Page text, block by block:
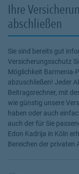
Ihre
abschließen
Sie sind bereits gut
Versicherungsschutz
Möglichkeit Barmenia-
abzuschließen! Jeder
Beitragsrechner, mit
wie günstig unsere
haben oder auch
auch der für Sie
Edon Kadrija in Köln
Bereichen der privaten